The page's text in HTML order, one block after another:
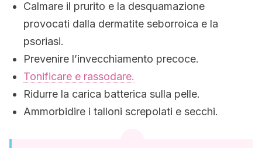
Calmare il prurito e la desquamazione
provocati dalla dermatite seborroica e la
psoriasi.
Prevenire l’invecchiamento precoce.
Tonificare e rassodare.
Ridurre la carica batterica sulla pelle.
Ammorbidire i talloni screpolati e secchi.